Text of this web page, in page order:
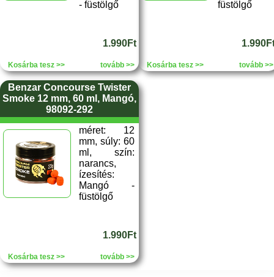
- füstölgő
1.990Ft
Kosárba tesz >> tovább >>
füstölgő
Kosárba tesz >> tovább >>
Benzar Concourse Twister
Smoke 12 mm, 60 ml, Mangó,
98092-292
méret: 12
mm, súly: 60
ml, szín:
narancs,
ízesítés:
Mangó -
füstölgő
1.990Ft
Kosárba tesz >> tovább >>